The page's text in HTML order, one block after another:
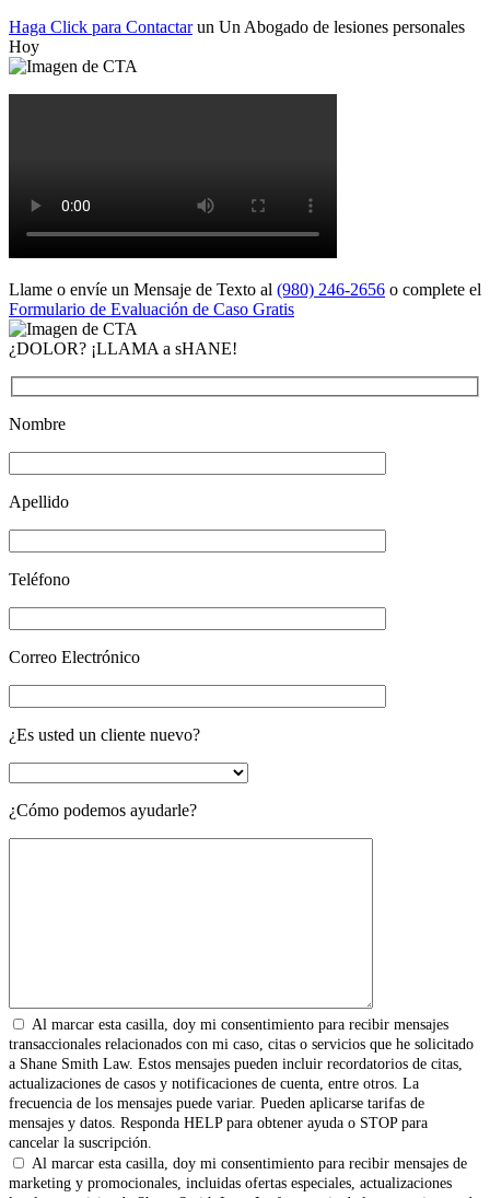
Haga Click para Contactarun Un Abogado de lesiones personales
Hoy
Llame o envíe un Mensaje de Texto al (980) 246-2656 o complete el
Formulario de Evaluación de Caso Gratis
¿DOLOR? ¡LLAMA a sHANE!
Nombre
Apellido
Teléfono
Correo Electrónico
¿Es usted un cliente nuevo?
¿Cómo podemos ayudarle?
Al marcar esta casilla, doy mi consentimiento para recibir mensajes
transaccionales relacionados con mi caso, citas o servicios que he solicitado
a Shane Smith Law. Estos mensajes pueden incluir recordatorios de citas,
actualizaciones de casos y notificaciones de cuenta, entre otros. La
frecuencia de los mensajes puede variar. Pueden aplicarse tarifas de
mensajes y datos. Responda HELP para obtener ayuda o STOP para
cancelar la suscripción.
Al marcar esta casilla, doy mi consentimiento para recibir mensajes de
marketing y promocionales, incluidas ofertas especiales, actualizaciones